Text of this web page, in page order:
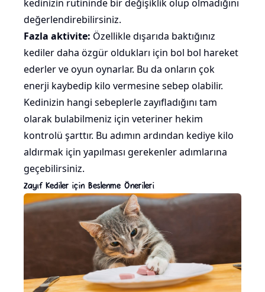
kedinizin rutininde bir değişiklik olup olmadığını
değerlendirebilirsiniz.
Fazla aktivite: Özellikle dışarıda baktığınız
kediler daha özgür oldukları için bol bol hareket
ederler veoyun oynarlar. Bu da onların çok
enerji kaybedip kilo vermesine sebep olabilir.
Kedinizin hangi sebeplerle zayıfladığını tam
olarak bulabilmeniz için veteriner hekim
kontrolü şarttır. Bu adımın ardından kediye kilo
aldırmak için yapılması gerekenler adımlarına
geçebilirsiniz.
Zayıf Kediler için Beslenme Önerileri